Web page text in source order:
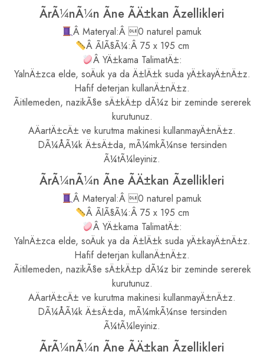
ÃrÃ¼nÃ¼n Ãne ÃÄ±kan Ãzellikleri
Â Materyal:Â 0 naturel pamuk
Â ÃlÃ§Ã¼:Â 75 x 195 cm
Â YÄ±kama TalimatÄ±:
YalnÄ±zca elde, soÄuk ya da Ä±lÄ±k suda yÄ±kayÄ±nÄ±z.
Hafif deterjan kullanÄ±nÄ±z.
Ãitilemeden, nazikÃ§e sÄ±kÄ±p dÃ¼z bir zeminde sererek
kurutunuz.
AÄartÄ±cÄ± ve kurutma makinesi kullanmayÄ±nÄ±z.
DÃ¼ÅÃ¼k Ä±sÄ±da, mÃ¼mkÃ¼nse tersinden
Ã¼tÃ¼leyiniz.
ÃrÃ¼nÃ¼n Ãne ÃÄ±kan Ãzellikleri
Â Materyal:Â 0 naturel pamuk
Â ÃlÃ§Ã¼:Â 75 x 195 cm
Â YÄ±kama TalimatÄ±:
YalnÄ±zca elde, soÄuk ya da Ä±lÄ±k suda yÄ±kayÄ±nÄ±z.
Hafif deterjan kullanÄ±nÄ±z.
Ãitilemeden, nazikÃ§e sÄ±kÄ±p dÃ¼z bir zeminde sererek
kurutunuz.
AÄartÄ±cÄ± ve kurutma makinesi kullanmayÄ±nÄ±z.
DÃ¼ÅÃ¼k Ä±sÄ±da, mÃ¼mkÃ¼nse tersinden
Ã¼tÃ¼leyiniz.
ÃrÃ¼nÃ¼n Ãne ÃÄ±kan Ãzellikleri